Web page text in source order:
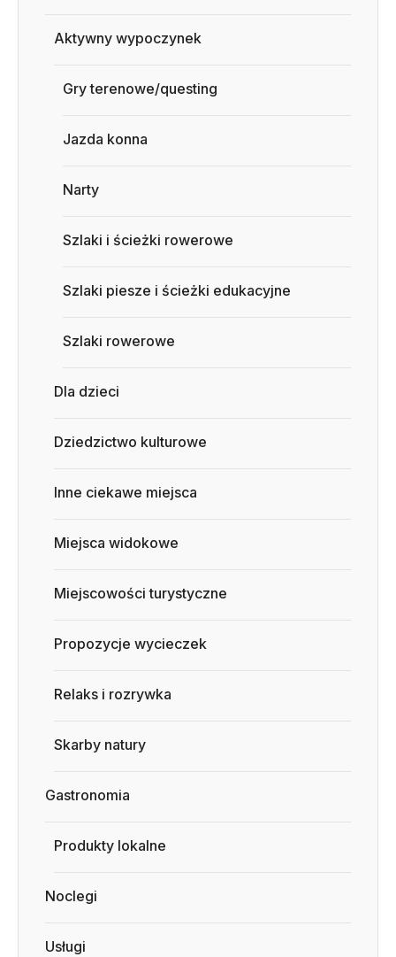
Aktywny wypoczynek
Gry terenowe/questing
Jazda konna
Narty
Szlaki i ścieżki rowerowe
Szlaki piesze i ścieżki edukacyjne
Szlaki rowerowe
Dla dzieci
Dziedzictwo kulturowe
Inne ciekawe miejsca
Miejsca widokowe
Miejscowości turystyczne
Propozycje wycieczek
Relaks i rozrywka
Skarby natury
Gastronomia
Produkty lokalne
Noclegi
Usługi